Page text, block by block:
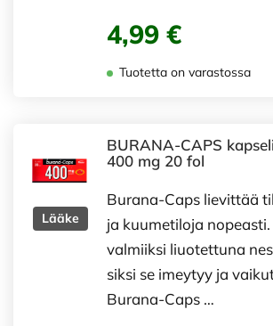
4,99 €
Tuotetta on varastossa
Lääke
BURANA-CAPS
400 mg 20 fol
Burana-Caps lievittää
ja kuumetiloja
valmiiksi liuotettuna
siksi se imeytyy ja
Burana-Caps …